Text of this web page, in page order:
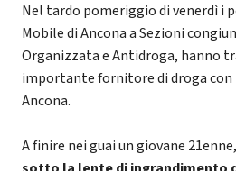
Nel tardo pomeriggio di venerdì i
Mobile di Ancona a Sezioni
Organizzata e Antidroga, hanno
importante fornitore di droga con
Ancona.
A finire nei guai un giovane 21enne,